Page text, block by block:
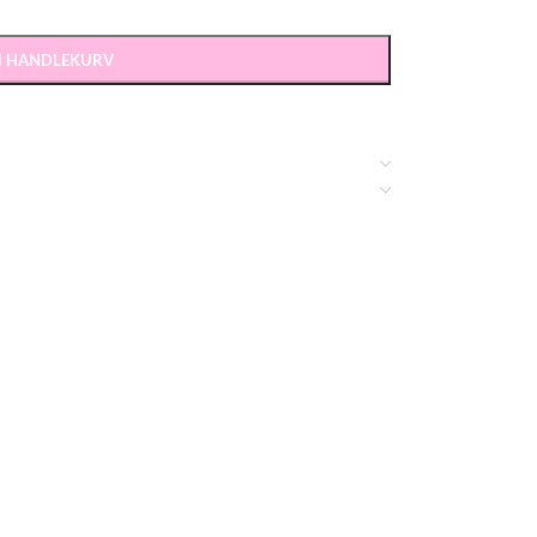
HANDLEKURV